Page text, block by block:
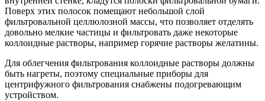
Поверх этих полосок помещают небольшой слой
фильтровальной целлюлозной массы, что позволяет отделять
довольно мелкие частицы и фильтровать даже некоторые
коллоидные растворы, например горячие растворы желатины.
Для облегчения фильтрования коллоидные растворы должны
быть нагреты, поэтому специальные приборы для
центрифужного фильтрования снабжены подогревающим
устройством.